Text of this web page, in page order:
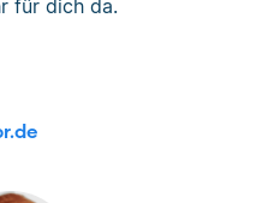
für dich da.